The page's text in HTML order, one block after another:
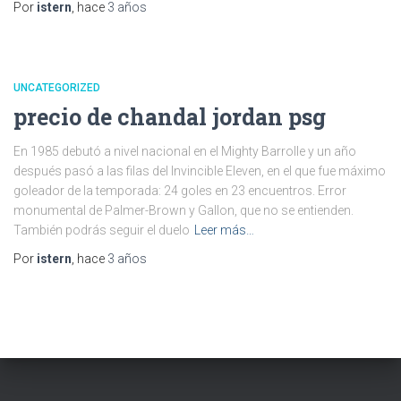
Por istern , hace 3 años
UNCATEGORIZED
precio de chandal jordan psg
En 1985 debutó a nivel nacional en el Mighty Barrolle y un año
después pasó a las filas del Invincible Eleven, en el que fue máximo
goleador de la temporada: 24 goles en 23 encuentros. Error
monumental de Palmer-Brown y Gallon, que no se entienden.
También podrás seguir el duelo
Leer más…
Por istern , hace 3 años